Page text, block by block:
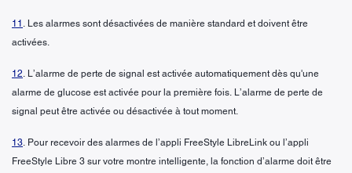
11 . Les alarmes sont désactivées de manière standard et doivent être
activées.
12. L’alarme de perte de signal est activée automatiquement dès qu'une
alarme de glucose est activée pour la première fois. L’alarme de perte de
signal peut être activée ou désactivée à tout moment.
13. Pour recevoir des alarmes de l’appli FreeStyle LibreLink ou l’appli
FreeStyle Libre 3 sur votre montre intelligente, la fonction d’alarme doit être